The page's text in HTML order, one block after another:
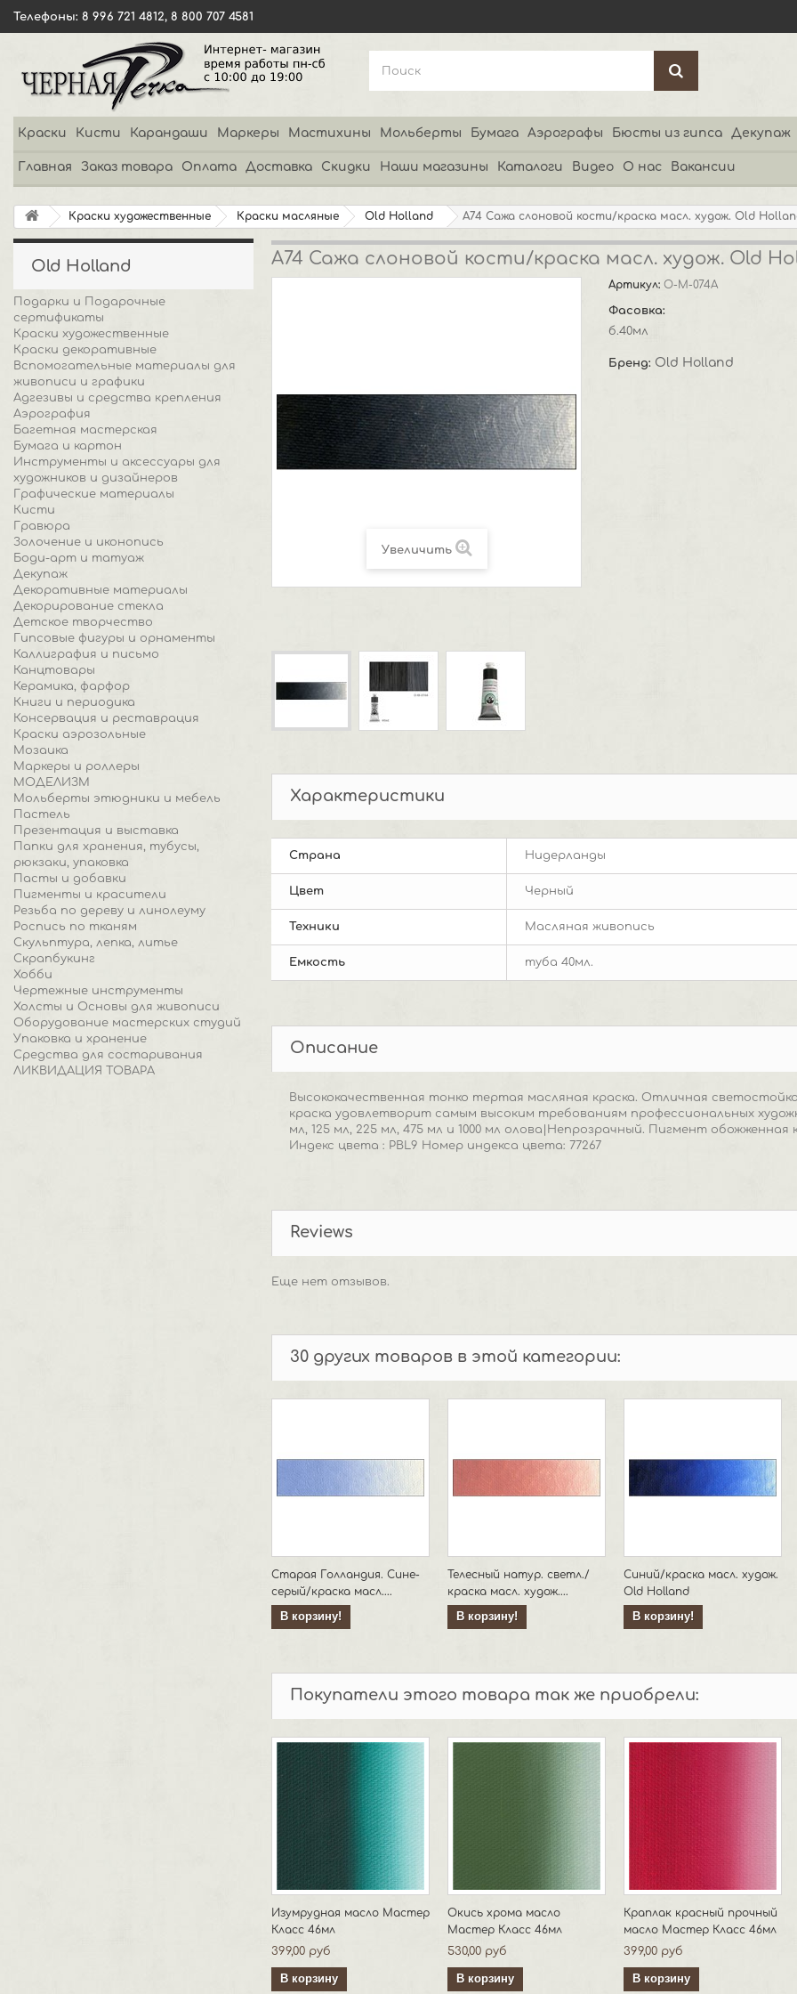
Телефоны: 8 996 721 4812, 8 800 707 4581
Краски Кисти Карандаши Маркеры Мастихины Мольберты Бумага Аэрографы Бюсты из гипса Декупаж
Главная Заказ товара Оплата Доставка Скидки Наши магазины Каталоги Видео О нас Вакансии
Краски художественные Краски масляные Old Holland A74 Сажа слоновой кости/краска масл. худож. Old
Old Holland
Подарки и Подарочные
сертификаты
Краски художественные
Краски декоративные
Вспомогательные материалы для
живописи и графики
Адгезивы и средства крепления
Аэрография
Багетная мастерская
Бумага и картон
Инструменты и аксессуары для
художников и дизайнеров
Графические материалы
Кисти
Гравюра
Золочение и иконопись
Боди-арт и татуаж
Декупаж
Декоративные материалы
Декорирование стекла
Детское творчество
Гипсовые фигуры и орнаменты
Каллиграфия и письмо
Канцтовары
Керамика, фарфор
Книги и периодика
Консервация и реставрация
Краски аэрозольные
Мозаика
Маркеры и роллеры
МОДЕЛИЗМ
Мольберты этюдники и мебель
Пастель
Презентация и выставка
Папки для хранения, тубусы,
рюкзаки, упаковка
Пасты и добавки
Пигменты и красители
Резьба по дереву и линолеуму
Роспись по тканям
Скульптура, лепка, литье
Скрапбукинг
Хобби
Чертежные инструменты
Холсты и Основы для живописи
Оборудование мастерских студий
Упаковка и хранение
Средства для состаривания
ЛИКВИДАЦИЯ ТОВАРА
A74 Сажа слоновой кости/краска масл. худож. Old
Увеличить
Артикул:O-M-074A
Фасовка:
б.40мл
Бренд: Old Holland
Характеристики
Страна Нидерланды
Цвет Черный
Техники Масляная живопись
Емкость туба 40мл.
Описание
Высококачественная тонко тертая масляная краска. Отличная
краска удовлетворит самым высоким требованиям профессиональных
мл, 125 мл, 225 мл, 475 мл и 1000 мл олова|Непрозрачный. Пигмент
Индекс цвета : PBL9 Номер индекса цвета: 77267
Reviews
Еще нет отзывов.
30 других товаров в этой категории:
Старая Голландия. Сине-
серый/краска масл....
В корзину!
Телесный натур. светл./
краска масл. худож....
В корзину!
Синий/краска масл. худож.
Old Holland
В корзину!
Покупатели этого товара так же приобрели:
Изумрудная масло Мастер
Класс 46мл
399,00 руб
В корзину
Окись хрома масло
Мастер Класс 46мл
530,00 руб
В корзину
Краплак красный прочный
масло Мастер Класс 46мл
399,00 руб
В корзину